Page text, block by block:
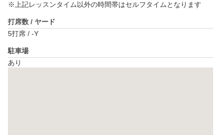
※上記レッスンタイム以外の時間帯はセルフタイムとなります
打席数 / ヤード
5打席 / -Y
駐車場
あり